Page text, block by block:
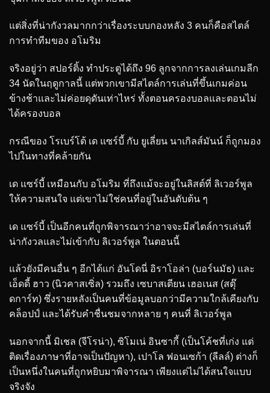
แต่สิ่งที่น่ากังวลมากกว่าเรื่องระบบกองหลัง 3 คนก็คือสไตล์
การทำทีมของ อโมริม
จริงอยู่ว่า สปอร์ติ้ง ทำประตูได้ถึง 96 ลูกจากการลงเล่นเกมลีก
34 นัดในฤดูกาลนี้ แต่พวกเขามีสไตล์การเล่นที่ขึ้นเกมค่อน
ข้างช้าและไม่ค่อยดุดันเท่าไหร่ ทั้งตอนครองบอลและตอนไม่
ได้ครองบอล
กรณีของ โรเบร์โต้ เด แซร์บี้ กับ ยูเลี่ยน นาเกิลส์มันน์ ก็ถูกมอง
ไปในทางที่คล้ายกัน
เด แซร์บี้ เหมือนกับ อโมริม ที่ถึงแม้จะอยู่ในลิสต์ที่ ลิเวอร์พูล
ให้ความสนใจ แต่เขาไม่ใช่คนที่อยู่ในอันดับต้น ๆ
เด แซร์บี้ เป็นอีกคนที่ถูกพิจารณาว่าอาจจะมีสไตล์การเล่นที่
น่ากังวลและไม่เข้ากับ ลิเวอร์พูล ในตอนนี้
แล้วยังมีคนอื่น ๆ อีกได้แก่ อันโดนี่ อิราโอล่า (บอร์นมัธ) และ
เอ็ดดี้ ฮาว (นิวคาสเซิ่ล) รวมถึง เซบาสเตียน เฮอเนส (สตุ๊
ดการ์ท) ซึ่งรายหลังเป็นคนที่ข้อมูลบอกว่ามีความใกล้เคียงกับ
คล็อปป์ และได้รับคำชื่นชมจากหลาย ๆ คนที่ ลิเวอร์พูล
นอกจากนี้ มิเชล (จีโรน่า), ซิโมเน่ อินซากี้ (เป็นโค้ชที่เก่ง แต่
ติดเรื่องภาษาที่อาจเป็นปัญหา), เปาโล ฟอนเซก้า (ลีลล์) ต่างก็
เป็นหนึ่งในคนที่ถูกหยิบมาพิจารณา เพียงแต่ไม่ได้สนใจแบบ
จริงจัง